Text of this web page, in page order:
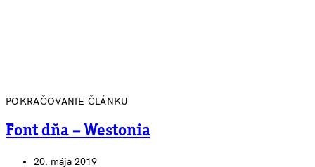
POKRAČOVANIE ČLÁNKU
Font dňa – Westonia
20. mája 2019